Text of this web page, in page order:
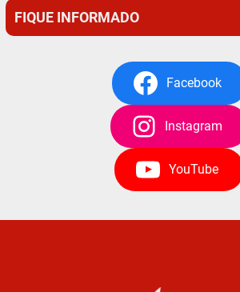
FIQUE INFORMADO
Facebook
Instagram
YouTube